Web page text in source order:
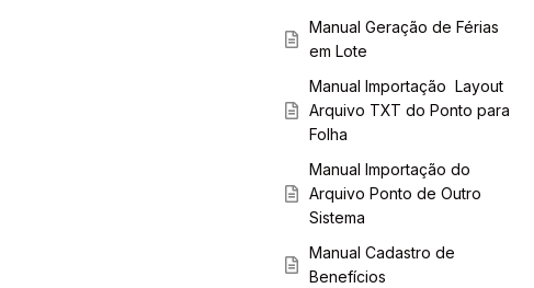
Manual Geração de Férias
em Lote
Manual Importação Layout
Arquivo TXT do Ponto para
Folha
Manual Importação do
Arquivo Ponto de Outro
Sistema
Manual Cadastro de
Benefícios